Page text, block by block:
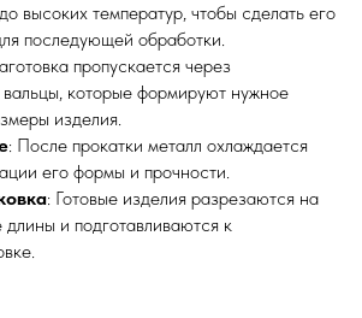
высоких температур, чтобы сделать его
последующей обработки.
пропускается через
которые формируют нужное
изделия.
: После прокатки металл охлаждается
его формы и прочности.
: Готовые изделия разрезаются на
и подготавливаются к